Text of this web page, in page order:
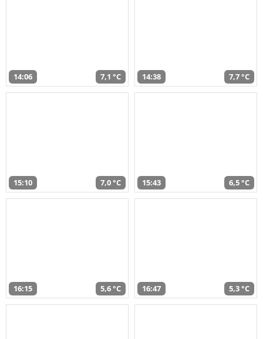
14:06 7,1 °C 14:38 7,7 °C
15:10 7,0 °C 15:43 6,5 °C
16:15 5,6 °C 16:47 5,3 °C